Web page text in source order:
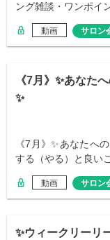
ング雑談・ワンポイ
動画 サロン
《7月》✨あなた
✨
《7月》✨あなたへ
する（やる）と良い
動画 サロン
✨ウィークリーリ